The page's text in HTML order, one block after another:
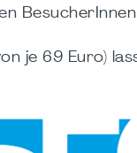
je 69 Euro)